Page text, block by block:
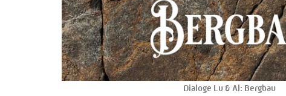
Dialoge Lu & Al: Bergbau